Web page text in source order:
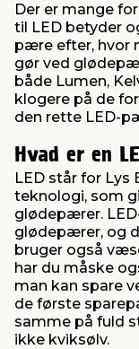
& ukrudt
& standere
& syltning
Der er mange
til LED betyder
pære efter, hvor
gør ved
både Lumen,
klogere på de
den rette LED-
Hvad er en
LED står for Lys
teknologi, som
glødepærer.
glødepærer, og
bruger også
har du måske
man kan spare
de første
samme på fuld
ikke kviksølv.